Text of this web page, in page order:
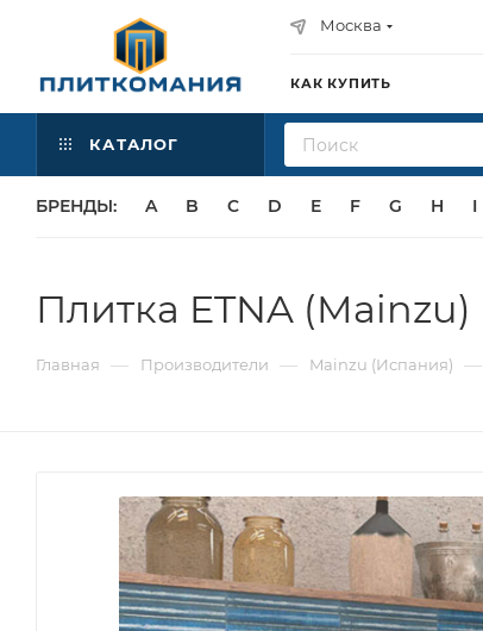
Москва
КАК КУПИТЬ
КАТАЛОГ
БРЕНДЫ: A B C D E F G H I
Плитка ETNA (Mainzu)
Главная — Производители — Mainzu (Испания) —